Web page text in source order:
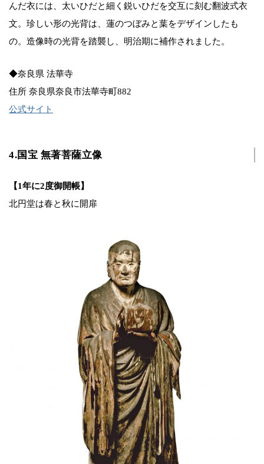
んだ衣には、太いひだと細く鋭いひだを交互に刻む翻波式衣
文。珍しい形の光背は、蓮のつぼみと葉をデザインしたも
の。造像時の光背を踏襲し、明治期に補作されました。
◆奈良県 法華寺
住所 奈良県奈良市法華寺町882
公式サイト
4.国宝 無著菩薩立像
【1年に2度御開帳】
北円堂は春と秋に開扉